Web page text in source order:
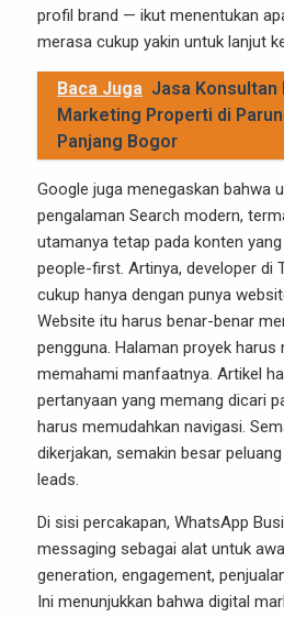
profil brand — ikut menentukan
merasa cukup yakin untuk lanjut
Baca Juga Jasa Konsultan
Marketing Properti di
Panjang Bogor
Google juga menegaskan bahwa
pengalaman Search modern,
utamanya tetap pada konten
people-first. Artinya, developer di
cukup hanya dengan punya
Website itu harus benar-benar
pengguna. Halaman proyek
memahami manfaatnya. Artikel
pertanyaan yang memang dicari
harus memudahkan navigasi.
dikerjakan, semakin besar
leads.
Di sisi percakapan, WhatsApp
messaging sebagai alat untuk
generation, engagement,
Ini menunjukkan bahwa digital